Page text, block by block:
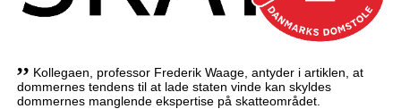
,, Kollegaen, professor Frederik Waage, antyder i artiklen, at
dommernes tendens til at lade staten vinde kan skyldes
dommernes manglende ekspertise på skatteområdet.